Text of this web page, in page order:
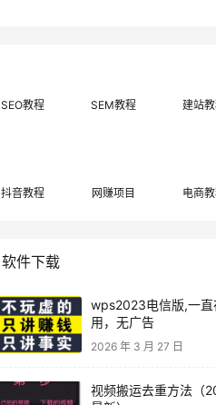
SEO教程 SEM教程 建站
抖音教程 网赚项目 电商
软件下载
wps2023电信版,一直
用，无广告
2026 年 3 月 27 日
视频搬运去重方法（